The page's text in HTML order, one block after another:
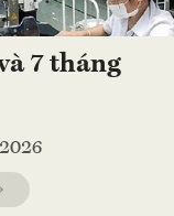
7 tháng